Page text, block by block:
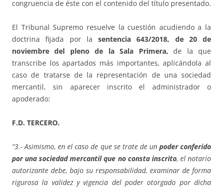
congruencia de éste con el contenido del título presentado.
El Tribunal Supremo resuelve la cuestión acudiendo a la
doctrina fijada por la sentencia 643/2018, de 20 de
noviembre del pleno de la Sala Primera,de la que
transcribe los apartados más importantes, aplicándola al
caso de tratarse de la representación de una sociedad
mercantil, sin aparecer inscrito el administrador o
apoderado:
F.D. TERCERO.
“3.- Asimismo, en el caso de que se trate de un poder conferido
por una sociedad mercantil que no consta inscrito, el notario
autorizante debe, bajo su responsabilidad, examinar de forma
rigurosa la validez y vigencia del poder otorgado por dicha